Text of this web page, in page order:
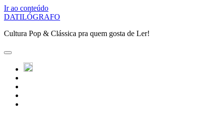
Ir ao conteúdo
DATILÓGRAFO
Cultura Pop & Clássica pra quem gosta de Ler!
abrir
menu
principal
twitter